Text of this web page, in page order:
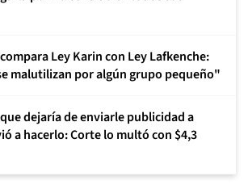
Ley Karin con Ley Lafkenche:
malutilizan por algún grupo pequeño"
dejaría de enviarle publicidad a
a hacerlo: Corte lo multó con $4,3